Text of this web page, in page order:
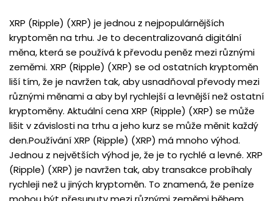
XRP (Ripple) (XRP) je jednou z nejpopulárnějších
kryptoměn na trhu. Je to decentralizovaná digitální
měna, která se používá k převodu peněz mezi různými
zeměmi. XRP (Ripple) (XRP) se od ostatních kryptoměn
liší tím, že je navržen tak, aby usnadňoval převody mezi
různými měnami a aby byl rychlejší a levnější než ostatní
kryptoměny. Aktuální cena XRP (Ripple) (XRP) se může
lišit v závislosti na trhu a jeho kurz se může měnit každý
den.Používání XRP (Ripple) (XRP) má mnoho výhod.
Jednou z největších výhod je, že je to rychlé a levné. XRP
(Ripple) (XRP) je navržen tak, aby transakce probíhaly
rychleji než u jiných kryptoměn. To znamená, že peníze